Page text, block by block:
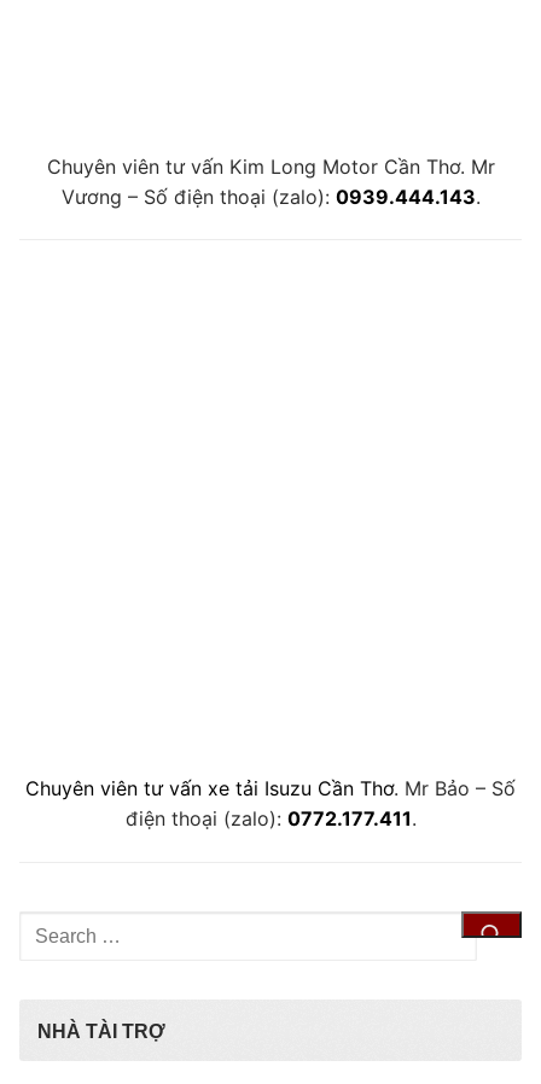
Chuyên viên tư vấn Kim Long Motor Cần Thơ. Mr
Vương – Số điện thoại (zalo): 0939.444.143.
Chuyên viên tư vấn xe tải Isuzu Cần Thơ. Mr Bảo – Số
điện thoại (zalo): 0772.177.411.
Tìm
kiếm
NHÀ TÀI TRỢ